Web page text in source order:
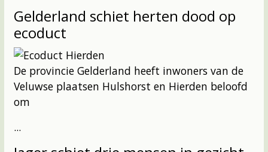
Gelderland schiet herten dood op
ecoduct
De provincie Gelderland heeft inwoners van de
Veluwse plaatsen Hulshorst en Hierden beloofd
om
...